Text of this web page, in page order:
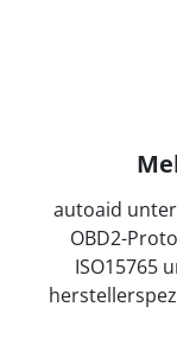
autoaid
OBD2-
ISO15765